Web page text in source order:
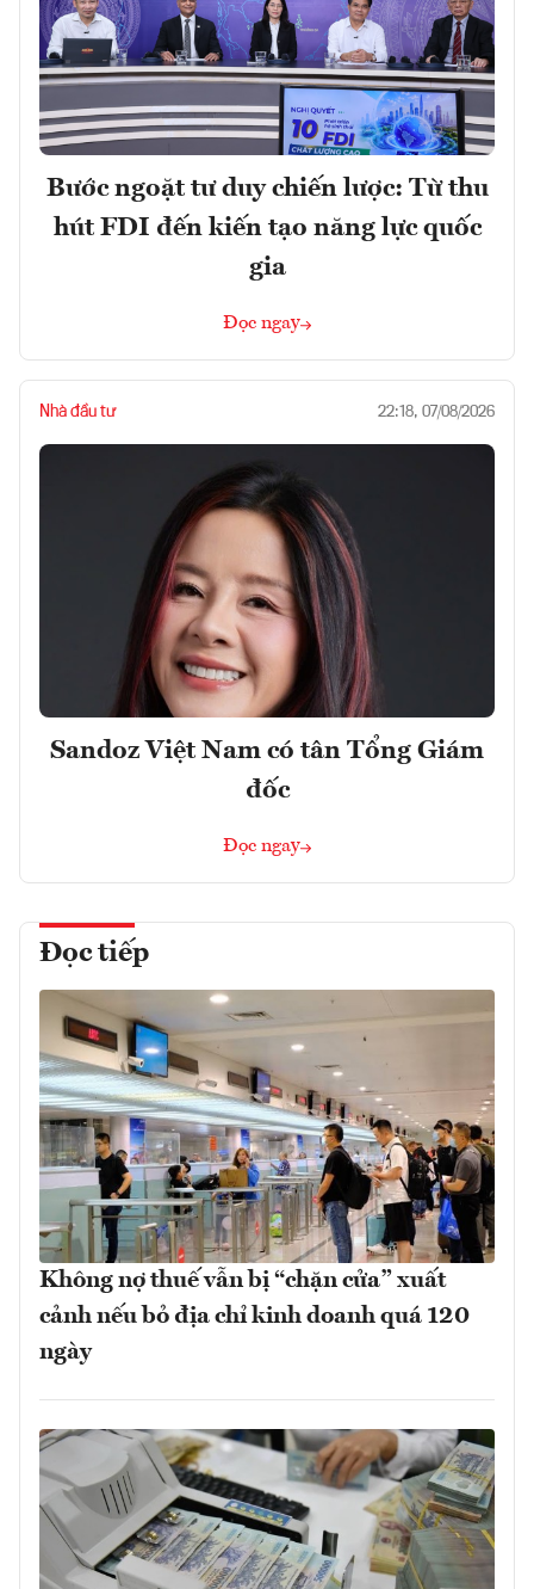
Bước ngoặt tư duy chiến lược: Từ thu
hút FDI đến kiến tạo năng lực quốc
gia
Đọc ngay
Nhà đầu tư 22:18, 07/08/2026
Sandoz Việt Nam có tân Tổng Giám
đốc
Đọc ngay
Đọc tiếp
Không nợ thuế vẫn bị “chặn cửa” xuất
cảnh nếu bỏ địa chỉ kinh doanh quá 120
ngày